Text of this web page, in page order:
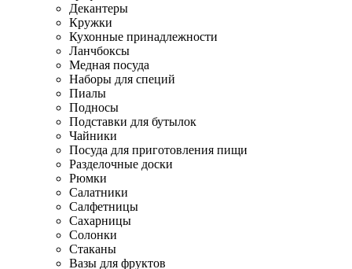
Декантеры
Кружки
Кухонные принадлежности
Ланчбоксы
Медная посуда
Наборы для специй
Пиалы
Подносы
Подставки для бутылок
Чайники
Посуда для приготовления пищи
Разделочные доски
Рюмки
Салатники
Салфетницы
Сахарницы
Солонки
Стаканы
Вазы для фруктов